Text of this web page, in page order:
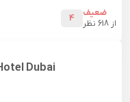
4
ضعیف
از 618 نظر
Dubai